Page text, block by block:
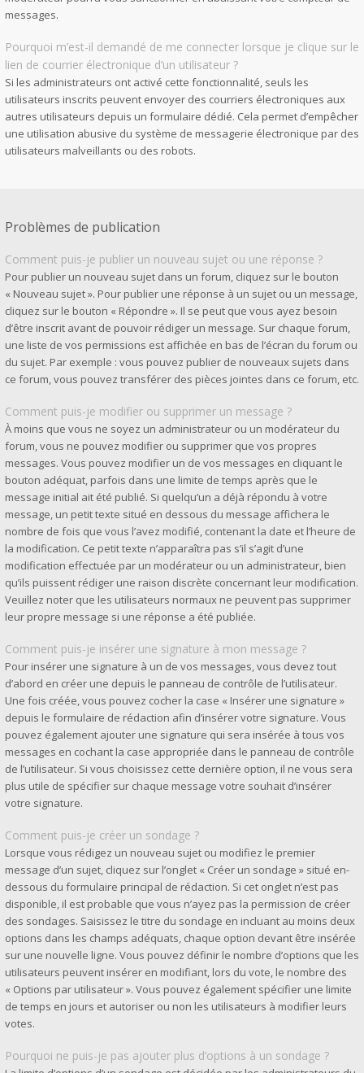
messages.
Pourquoi m’est-il demandé de me connecter lorsque je clique sur le
lien de courrier électronique d’un utilisateur ?
Si les administrateurs ont activé cette fonctionnalité, seuls les
utilisateurs inscrits peuvent envoyer des courriers électroniques aux
autres utilisateurs depuis un formulaire dédié. Cela permet d’empêcher
une utilisation abusive du système de messagerie électronique par des
utilisateurs malveillants ou des robots.
Problèmes de publication
Comment puis-je publier un nouveau sujet ou une réponse ?
Pour publier un nouveau sujet dans un forum, cliquez sur le bouton
« Nouveau sujet ». Pour publier une réponse à un sujet ou un message,
cliquez sur le bouton « Répondre ». Il se peut que vous ayez besoin
d’être inscrit avant de pouvoir rédiger un message. Sur chaque forum,
une liste de vos permissions est affichée en bas de l’écran du forum ou
du sujet. Par exemple : vous pouvez publier de nouveaux sujets dans
ce forum, vous pouvez transférer des pièces jointes dans ce forum, etc.
Comment puis-je modifier ou supprimer un message ?
À moins que vous ne soyez un administrateur ou un modérateur du
forum, vous ne pouvez modifier ou supprimer que vos propres
messages. Vous pouvez modifier un de vos messages en cliquant le
bouton adéquat, parfois dans une limite de temps après que le
message initial ait été publié. Si quelqu’un a déjà répondu à votre
message, un petit texte situé en dessous du message affichera le
nombre de fois que vous l’avez modifié, contenant la date et l’heure de
la modification. Ce petit texte n’apparaîtra pas s’il s’agit d’une
modification effectuée par un modérateur ou un administrateur, bien
qu’ils puissent rédiger une raison discrète concernant leur modification.
Veuillez noter que les utilisateurs normaux ne peuvent pas supprimer
leur propre message si une réponse a été publiée.
Comment puis-je insérer une signature à mon message ?
Pour insérer une signature à un de vos messages, vous devez tout
d’abord en créer une depuis le panneau de contrôle de l’utilisateur.
Une fois créée, vous pouvez cocher la case « Insérer une signature »
depuis le formulaire de rédaction afin d’insérer votre signature. Vous
pouvez également ajouter une signature qui sera insérée à tous vos
messages en cochant la case appropriée dans le panneau de contrôle
de l’utilisateur. Si vous choisissez cette dernière option, il ne vous sera
plus utile de spécifier sur chaque message votre souhait d’insérer
votre signature.
Comment puis-je créer un sondage ?
Lorsque vous rédigez un nouveau sujet ou modifiez le premier
message d’un sujet, cliquez sur l’onglet « Créer un sondage » situé en-
dessous du formulaire principal de rédaction. Si cet onglet n’est pas
disponible, il est probable que vous n’ayez pas la permission de créer
des sondages. Saisissez le titre du sondage en incluant au moins deux
options dans les champs adéquats, chaque option devant être insérée
sur une nouvelle ligne. Vous pouvez définir le nombre d’options que les
utilisateurs peuvent insérer en modifiant, lors du vote, le nombre des
« Options par utilisateur ». Vous pouvez également spécifier une limite
de temps en jours et autoriser ou non les utilisateurs à modifier leurs
votes.
Pourquoi ne puis-je pas ajouter plus d’options à un sondage ?